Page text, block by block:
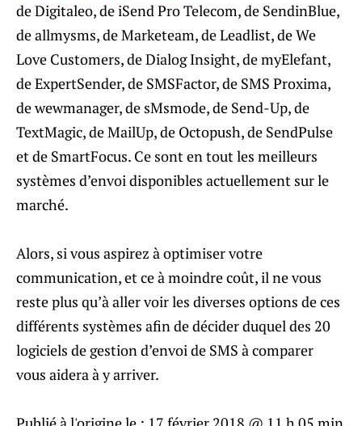
de Digitaleo, de iSend Pro Telecom, de SendinBlue,
de allmysms, de Marketeam, de Leadlist, de We
Love Customers, de Dialog Insight, de myElefant,
de ExpertSender, de SMSFactor, de SMS Proxima,
de wewmanager, de sMsmode, de Send-Up, de
TextMagic, de MailUp, de Octopush, de SendPulse
et de SmartFocus. Ce sont en tout les meilleurs
systèmes d’envoi disponibles actuellement sur le
marché.
Alors, si vous aspirez à optimiser votre
communication, et ce à moindre coût, il ne vous
reste plus qu’à aller voir les diverses options de ces
différents systèmes afin de décider duquel des 20
logiciels de gestion d’envoi de SMS à comparer
vous aidera à y arriver.